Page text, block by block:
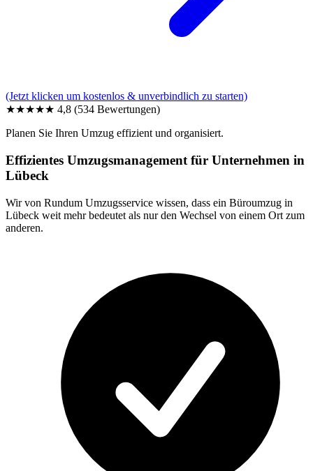
(Jetzt klicken um kostenlos & unverbindlich zu starten)
★★★★★ 4,8 (534 Bewertungen)
Planen Sie Ihren Umzug effizient und organisiert.
Effizientes Umzugsmanagement für Unternehmen in
Lübeck
Wir von Rundum Umzugsservice wissen, dass ein Büroumzug in
Lübeck weit mehr bedeutet als nur den Wechsel von einem Ort zum
anderen.